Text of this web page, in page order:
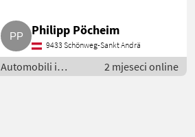
Philipp Pöcheim
9433 Schönweg-Sankt Andrä
Automobili i
motocikli / Motori
2 mjeseci online